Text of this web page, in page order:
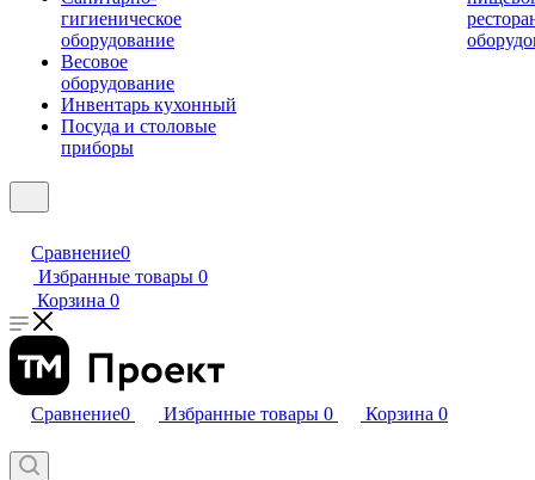
гигиеническое
оборудование
Весовое
оборудование
Инвентарь кухонный
Посуда и столовые
приборы
Сравнение0
Избранные товары 0
Корзина 0
Сравнение0 Избранные товары 0 Корзина 0